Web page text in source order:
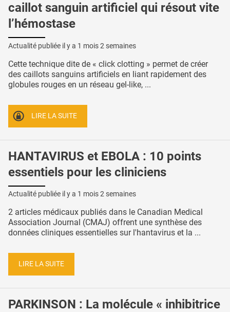
caillot sanguin artificiel qui résout vite
l’hémostase
Actualité publiée il y a 1 mois 2 semaines
Cette technique dite de « click clotting » permet de créer
des caillots sanguins artificiels en liant rapidement des
globules rouges en un réseau gel-like, ...
LIRE LA SUITE
HANTAVIRUS et EBOLA : 10 points
essentiels pour les cliniciens
Actualité publiée il y a 1 mois 2 semaines
2 articles médicaux publiés dans le Canadian Medical
Association Journal (CMAJ) offrent une synthèse des
données cliniques essentielles sur l'hantavirus et la ...
LIRE LA SUITE
PARKINSON : La molécule « inhibitrice